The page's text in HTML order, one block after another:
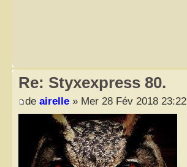
Re: Styxexpress 80.
de airelle » Mer 28 Fév 2018 23:22